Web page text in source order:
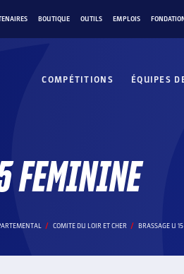
BOUTIQUE OUTILS EMPLOIS
COMPÉTITIONS ÉQUIPES
FEMININE
COMITE DU LOIR ET CHER BRASSAGE U